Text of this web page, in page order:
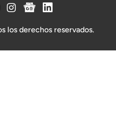
los derechos reservados.